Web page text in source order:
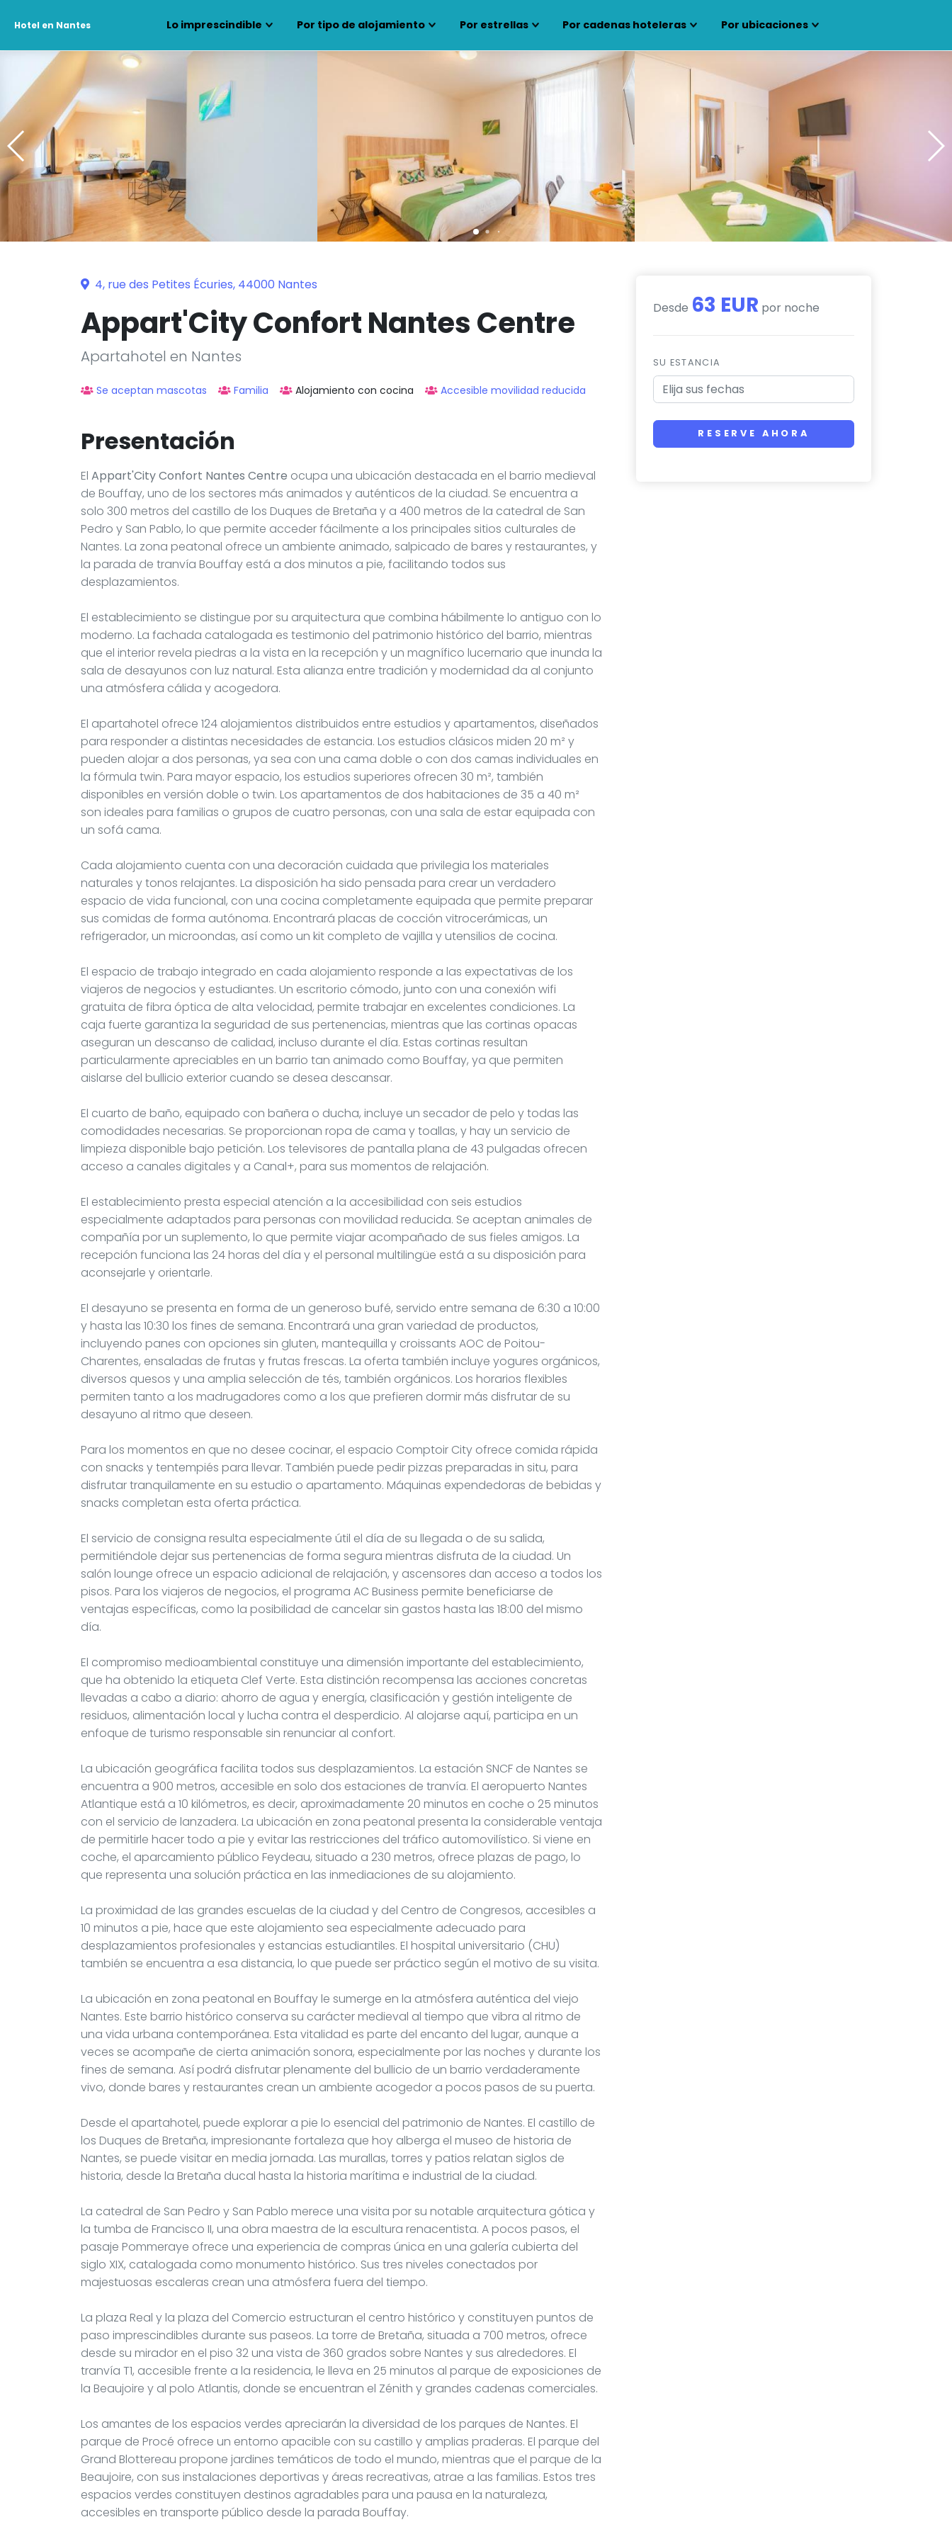
Hotel en Nantes Lo imprescindible Por tipo de alojamiento Por estrellas Por cadenas hoteleras Por ubicaciones
4, rue des Petites Écuries, 44000 Nantes
Appart'City Confort Nantes Centre
Apartahotel en Nantes
Se aceptan mascotas Familia Alojamiento con cocina Accesible movilidad reducida
Presentación
El Appart'City Confort Nantes Centre ocupa una ubicación destacada en el barrio medieval
de Bouffay, uno de los sectores más animados y auténticos de la ciudad. Se encuentra a
solo 300 metros del castillo de los Duques de Bretaña y a 400 metros de la catedral de San
Pedro y San Pablo, lo que permite acceder fácilmente a los principales sitios culturales de
Nantes. La zona peatonal ofrece un ambiente animado, salpicado de bares y restaurantes, y
la parada de tranvía Bouffay está a dos minutos a pie, facilitando todos sus
desplazamientos.
El establecimiento se distingue por su arquitectura que combina hábilmente lo antiguo con lo
moderno. La fachada catalogada es testimonio del patrimonio histórico del barrio, mientras
que el interior revela piedras a la vista en la recepción y un magnífico lucernario que inunda la
sala de desayunos con luz natural. Esta alianza entre tradición y modernidad da al conjunto
una atmósfera cálida y acogedora.
El apartahotel ofrece 124 alojamientos distribuidos entre estudios y apartamentos, diseñados
para responder a distintas necesidades de estancia. Los estudios clásicos miden 20 m² y
pueden alojar a dos personas, ya sea con una cama doble o con dos camas individuales en
la fórmula twin. Para mayor espacio, los estudios superiores ofrecen 30 m², también
disponibles en versión doble o twin. Los apartamentos de dos habitaciones de 35 a 40 m²
son ideales para familias o grupos de cuatro personas, con una sala de estar equipada con
un sofá cama.
Cada alojamiento cuenta con una decoración cuidada que privilegia los materiales
naturales y tonos relajantes. La disposición ha sido pensada para crear un verdadero
espacio de vida funcional, con una cocina completamente equipada que permite preparar
sus comidas de forma autónoma. Encontrará placas de cocción vitrocerámicas, un
refrigerador, un microondas, así como un kit completo de vajilla y utensilios de cocina.
El espacio de trabajo integrado en cada alojamiento responde a las expectativas de los
viajeros de negocios y estudiantes. Un escritorio cómodo, junto con una conexión wifi
gratuita de fibra óptica de alta velocidad, permite trabajar en excelentes condiciones. La
caja fuerte garantiza la seguridad de sus pertenencias, mientras que las cortinas opacas
aseguran un descanso de calidad, incluso durante el día. Estas cortinas resultan
particularmente apreciables en un barrio tan animado como Bouffay, ya que permiten
aislarse del bullicio exterior cuando se desea descansar.
El cuarto de baño, equipado con bañera o ducha, incluye un secador de pelo y todas las
comodidades necesarias. Se proporcionan ropa de cama y toallas, y hay un servicio de
limpieza disponible bajo petición. Los televisores de pantalla plana de 43 pulgadas ofrecen
acceso a canales digitales y a Canal+, para sus momentos de relajación.
El establecimiento presta especial atención a la accesibilidad con seis estudios
especialmente adaptados para personas con movilidad reducida. Se aceptan animales de
compañía por un suplemento, lo que permite viajar acompañado de sus fieles amigos. La
recepción funciona las 24 horas del día y el personal multilingüe está a su disposición para
aconsejarle y orientarle.
El desayuno se presenta en forma de un generoso bufé, servido entre semana de 6:30 a 10:00
y hasta las 10:30 los fines de semana. Encontrará una gran variedad de productos,
incluyendo panes con opciones sin gluten, mantequilla y croissants AOC de Poitou-
Charentes, ensaladas de frutas y frutas frescas. La oferta también incluye yogures orgánicos,
diversos quesos y una amplia selección de tés, también orgánicos. Los horarios flexibles
permiten tanto a los madrugadores como a los que prefieren dormir más disfrutar de su
desayuno al ritmo que deseen.
Para los momentos en que no desee cocinar, el espacio Comptoir City ofrece comida rápida
con snacks y tentempiés para llevar. También puede pedir pizzas preparadas in situ, para
disfrutar tranquilamente en su estudio o apartamento. Máquinas expendedoras de bebidas y
snacks completan esta oferta práctica.
El servicio de consigna resulta especialmente útil el día de su llegada o de su salida,
permitiéndole dejar sus pertenencias de forma segura mientras disfruta de la ciudad. Un
salón lounge ofrece un espacio adicional de relajación, y ascensores dan acceso a todos los
pisos. Para los viajeros de negocios, el programa AC Business permite beneficiarse de
ventajas específicas, como la posibilidad de cancelar sin gastos hasta las 18:00 del mismo
día.
El compromiso medioambiental constituye una dimensión importante del establecimiento,
que ha obtenido la etiqueta Clef Verte. Esta distinción recompensa las acciones concretas
llevadas a cabo a diario: ahorro de agua y energía, clasificación y gestión inteligente de
residuos, alimentación local y lucha contra el desperdicio. Al alojarse aquí, participa en un
enfoque de turismo responsable sin renunciar al confort.
La ubicación geográfica facilita todos sus desplazamientos. La estación SNCF de Nantes se
encuentra a 900 metros, accesible en solo dos estaciones de tranvía. El aeropuerto Nantes
Atlantique está a 10 kilómetros, es decir, aproximadamente 20 minutos en coche o 25 minutos
con el servicio de lanzadera. La ubicación en zona peatonal presenta la considerable ventaja
de permitirle hacer todo a pie y evitar las restricciones del tráfico automovilístico. Si viene en
coche, el aparcamiento público Feydeau, situado a 230 metros, ofrece plazas de pago, lo
que representa una solución práctica en las inmediaciones de su alojamiento.
La proximidad de las grandes escuelas de la ciudad y del Centro de Congresos, accesibles a
10 minutos a pie, hace que este alojamiento sea especialmente adecuado para
desplazamientos profesionales y estancias estudiantiles. El hospital universitario (CHU)
también se encuentra a esa distancia, lo que puede ser práctico según el motivo de su visita.
La ubicación en zona peatonal en Bouffay le sumerge en la atmósfera auténtica del viejo
Nantes. Este barrio histórico conserva su carácter medieval al tiempo que vibra al ritmo de
una vida urbana contemporánea. Esta vitalidad es parte del encanto del lugar, aunque a
veces se acompañe de cierta animación sonora, especialmente por las noches y durante los
fines de semana. Así podrá disfrutar plenamente del bullicio de un barrio verdaderamente
vivo, donde bares y restaurantes crean un ambiente acogedor a pocos pasos de su puerta.
Desde el apartahotel, puede explorar a pie lo esencial del patrimonio de Nantes. El castillo de
los Duques de Bretaña, impresionante fortaleza que hoy alberga el museo de historia de
Nantes, se puede visitar en media jornada. Las murallas, torres y patios relatan siglos de
historia, desde la Bretaña ducal hasta la historia marítima e industrial de la ciudad.
La catedral de San Pedro y San Pablo merece una visita por su notable arquitectura gótica y
la tumba de Francisco II, una obra maestra de la escultura renacentista. A pocos pasos, el
pasaje Pommeraye ofrece una experiencia de compras única en una galería cubierta del
siglo XIX, catalogada como monumento histórico. Sus tres niveles conectados por
majestuosas escaleras crean una atmósfera fuera del tiempo.
La plaza Real y la plaza del Comercio estructuran el centro histórico y constituyen puntos de
paso imprescindibles durante sus paseos. La torre de Bretaña, situada a 700 metros, ofrece
desde su mirador en el piso 32 una vista de 360 grados sobre Nantes y sus alrededores. El
tranvía T1, accesible frente a la residencia, le lleva en 25 minutos al parque de exposiciones de
la Beaujoire y al polo Atlantis, donde se encuentran el Zénith y grandes cadenas comerciales.
Los amantes de los espacios verdes apreciarán la diversidad de los parques de Nantes. El
parque de Procé ofrece un entorno apacible con su castillo y amplias praderas. El parque del
Grand Blottereau propone jardines temáticos de todo el mundo, mientras que el parque de la
Beaujoire, con sus instalaciones deportivas y áreas recreativas, atrae a las familias. Estos tres
espacios verdes constituyen destinos agradables para una pausa en la naturaleza,
accesibles en transporte público desde la parada Bouffay.
Desde 63 EUR por noche
SU ESTANCIA
RESERVE AHORA